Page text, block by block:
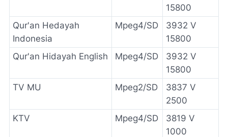
15800
Qur'an Hedayah
Indonesia
Mpeg4/SD
3932 V
15800
Qur'an Hidayah English
Mpeg4/SD
3932 V
15800
TV MU
Mpeg2/SD
3837 V
2500
KTV
Mpeg4/SD
3819 V
1000